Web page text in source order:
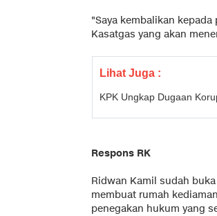
"Saya kembalikan
Kasatgas yang akan
Lihat Juga :
KPK Ungkap Dugaan
Respons RK
Ridwan Kamil sudah
membuat rumah
penegakan hukum yang